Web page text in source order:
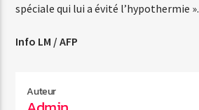
spéciale qui lui a évité l’hypothermie ».
Info LM / AFP
Auteur